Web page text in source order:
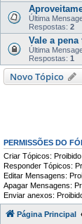
Última
Respostas: 2
Vale a
Última
Respostas: 1
Novo Tópico
PERMISSÕES DO
Criar Tópicos: Proibido
Responder Tópicos:
Editar Mensagens:
Apagar Mensagens:
Enviar anexos:
Página Principal